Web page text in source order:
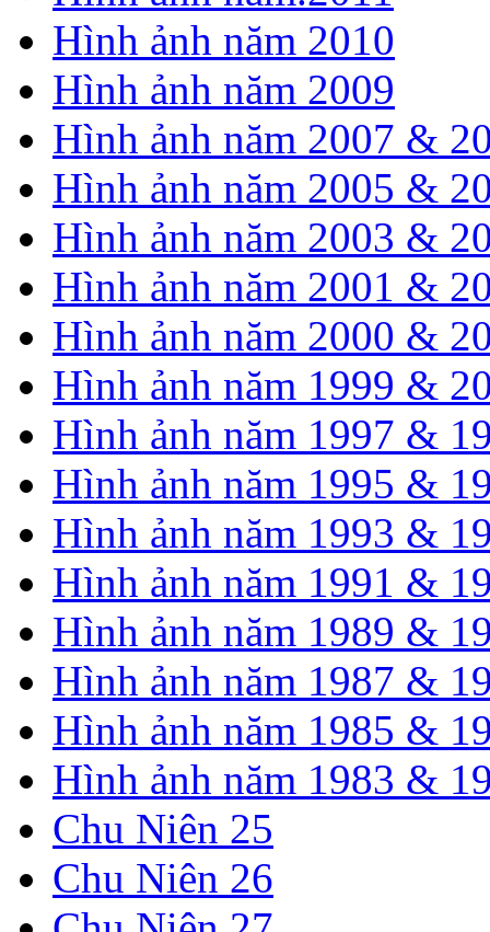
Hình ảnh năm 2010
Hình ảnh năm 2009
Hình ảnh năm 2007 &
Hình ảnh năm 2005 &
Hình ảnh năm 2003 &
Hình ảnh năm 2001 &
Hình ảnh năm 2000 &
Hình ảnh năm 1999 &
Hình ảnh năm 1997 &
Hình ảnh năm 1995 &
Hình ảnh năm 1993 &
Hình ảnh năm 1991 &
Hình ảnh năm 1989 &
Hình ảnh năm 1987 &
Hình ảnh năm 1985 &
Hình ảnh năm 1983 &
Chu Niên 25
Chu Niên 26